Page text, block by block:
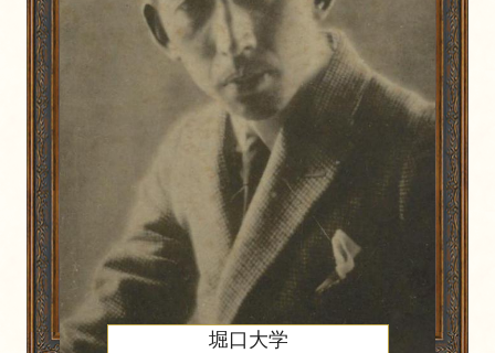
堀口大学